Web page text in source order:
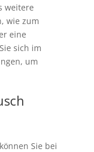
weitere
wie zum
eine
sich im
um
Sie bei